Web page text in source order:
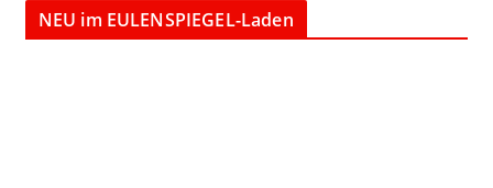
NEU im EULENSPIEGEL-Laden